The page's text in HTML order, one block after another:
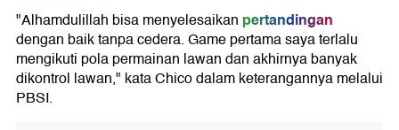
"Alhamdulillah bisa menyelesaikan pertandingan
dengan baik tanpa cedera. Game pertama saya terlalu
mengikuti pola permainan lawan dan akhirnya banyak
dikontrol lawan," kata Chico dalam keterangannya melalui
PBSI.